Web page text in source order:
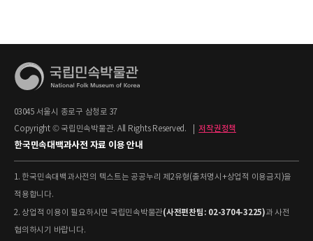
03045 서울시 종로구 삼청로 37
Copyright © 국립민속박물관. All Rights Reserved.
저작권정책
한국민속대백과사전 자료 이용 안내
1. 한국민속대백과사전의 텍스트는 공공누리 제2유형(출처명시+상업적 이용금지)을
적용합니다.
2. 상업적 이용이 필요하시면 국립민속박물관(사전편찬팀: 02-3704-3225)과 사전
협의하시기 바랍니다.